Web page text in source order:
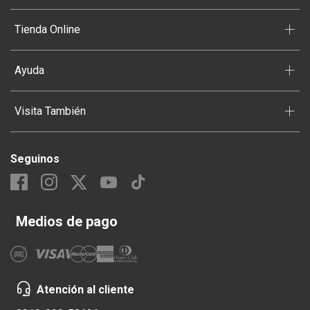
Tienda Online +
Ayuda +
Visita También +
Seguinos
Medios de pago
Atención al cliente